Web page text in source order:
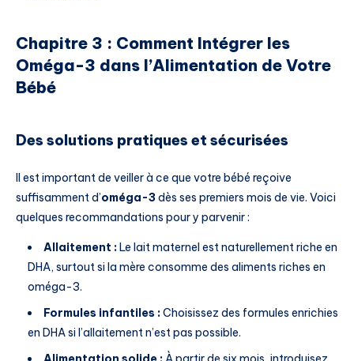
Chapitre 3 : Comment Intégrer les
Oméga-3 dans l’Alimentation de Votre
Bébé
Des solutions pratiques et sécurisées
Il est important de veiller à ce que votre bébé reçoive
suffisamment d’oméga-3dès ses premiers mois de vie. Voici
quelques recommandations pour y parvenir :
Allaitement :Le lait maternel est naturellement riche en
DHA, surtout si la mère consomme des aliments riches en
oméga-3.
Formules infantiles :Choisissez des formules enrichies
en DHA si l’allaitement n’est pas possible.